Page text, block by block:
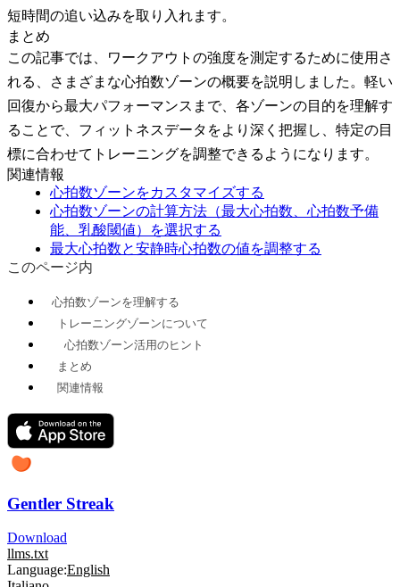
短時間の追い込みを取り入れます。
まとめ
この記事では、ワークアウトの強度を測定するために使用さ
れる、さまざまな心拍数ゾーンの概要を説明しました。軽い
回復から最大パフォーマンスまで、各ゾーンの目的を理解す
ることで、フィットネスデータをより深く把握し、特定の目
標に合わせてトレーニングを調整できるようになります。
関連情報
心拍数ゾーンをカスタマイズする
心拍数ゾーンの計算方法（最大心拍数、心拍数予備
能、乳酸閾値）を選択する
最大心拍数と安静時心拍数の値を調整する
このページ内
心拍数ゾーンを理解する
トレーニングゾーンについて
心拍数ゾーン活用のヒント
まとめ
関連情報
Gentler Streak
Download
llms.txt
Language:English